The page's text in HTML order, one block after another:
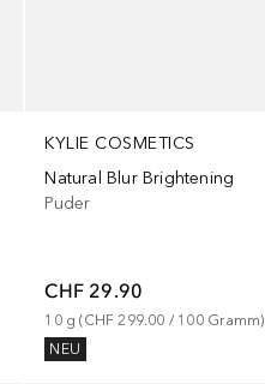
KYLIE COSMETICS
Natural Blur Brightening
Puder
CHF 29.90
10 g (CHF 299.00 / 100 Gramm)
NEU+